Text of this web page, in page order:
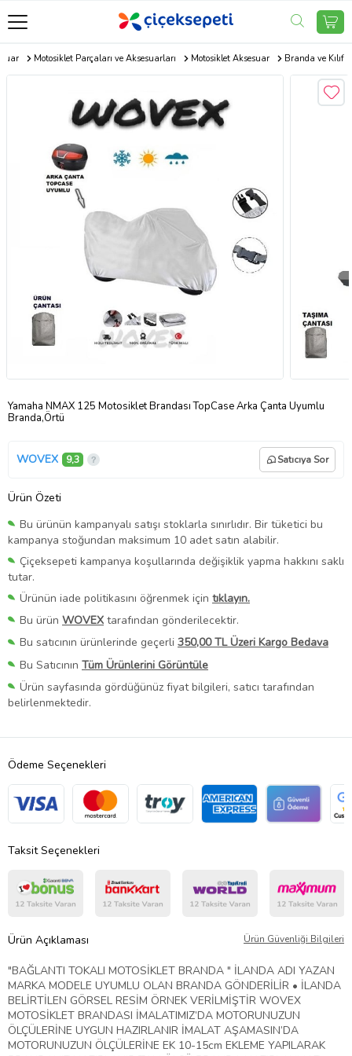
Motosiklet Parçaları ve Aksesuarları Motosiklet Aksesuar Branda ve Kılıf
Yamaha NMAX 125 Motosiklet Brandası TopCase Arka Çanta Uyumlu
Branda,Örtü
WOVEX 9,3 Satıcıya Sor
Ürün Özeti
Bu ürünün kampanyalı satışı stoklarla sınırlıdır. Bir tüketici bu
kampanya stoğundan maksimum 10 adet satın alabilir.
Çiçeksepeti kampanya koşullarında değişiklik yapma hakkını saklı
tutar.
Ürünün iade politikasını öğrenmek için tıklayın.
Bu ürün WOVEX tarafından gönderilecektir.
Bu satıcının ürünlerinde geçerli 350,00 TL Üzeri Kargo Bedava
Bu Satıcının Tüm Ürünlerini Görüntüle
Ürün sayfasında gördüğünüz fiyat bilgileri, satıcı tarafından
belirlenmektedir.
Ödeme Seçenekleri
Taksit Seçenekleri
Ürün Açıklaması Ürün Güvenliği Bilgileri
"BAĞLANTI TOKALI MOTOSİKLET BRANDA " İLANDA ADI YAZAN
MARKA MODELE UYUMLU OLAN BRANDA GÖNDERİLİR • İLANDA
BELİRTİLEN GÖRSEL RESİM ÖRNEK VERİLMİŞTİR WOVEX
MOTOSİKLET BRANDASI İMALATIMIZ’DA MOTORUNUZUN
ÖLÇÜLERİNE UYGUN HAZIRLANIR İMALAT AŞAMASIN’DA
MOTORUNUZUN ÖLÇÜLERİNE EK 10-15cm EKLEME YAPILARAK